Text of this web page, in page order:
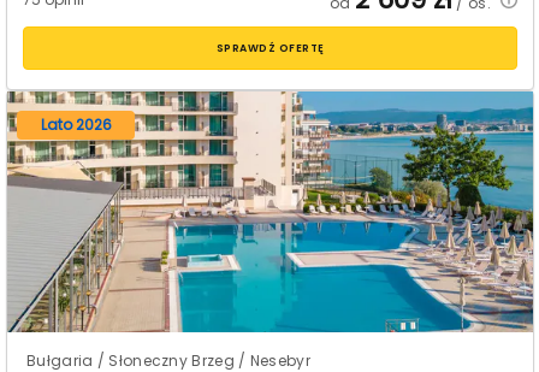
SPRAWDŹ OFERTĘ
Lato 2026
Bułgaria / Słoneczny Brzeg / Nesebyr